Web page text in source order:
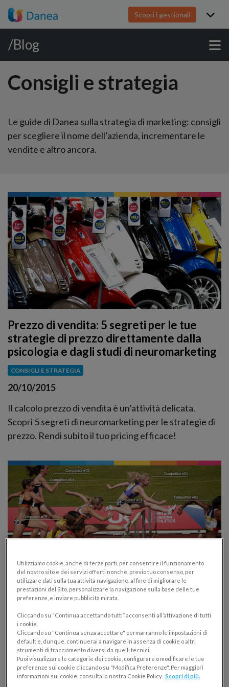
Scopri i gestionali
/Blog
Consigli e strategia
Le guide di Danea sulla strategia di marketing: consigli
per scegliere il nome dell’azienda, incrementare le
vendite e altro ancora.
Prezzo di vendita: 5 segreti per le tue
strategie di prezzo direttamente dalla
psicologia e dagli studi di neuromarketing
CONSIGLI E STRATEGIA
20/10/2015
Il calcolo prezzo di vendita è un’attività delicata.
Scopri 5 segreti di neuromarketing per le strategie di
prezzo. Rendi subito il tuo pricing efficace!
Analisi della concorrenza: come fare ad
importante
CONSIGLI E STRATEGIA
09/07/2015
Vuoi un’analisi della concorrenza seria ma pensi sia
Utilizziamo cookie, anche di terze parti, per consentire il funzionamento
del nostro sito e dei servizi offerti nonché, previo tuo consenso, per
utilizzare dati sulla tua attività navigazione, al fine di migliorare le
prestazioni del Sito, personalizzare la navigazione sulla base delle tue
preferenze, e inviare pubblicità mirata.
Cliccando su “Continua accettando tutti” acconsenti all’attivazione di tutti
i cookie.
Cliccando su "Continua senza accettare" permarranno le impostazioni di
default e, dunque, continuerai a navigare in assenza di cookie o altri
strumenti di tracciamento diversi da quelli tecnici.
Puoi visualizzare le categorie dei cookie, configurare o modificare le tue
preferenze sui cookie cliccando su "Modifica Preferenze". Per maggiori
informazioni sui cookie, consulta la nostra Cookie Policy. Scopri di più.